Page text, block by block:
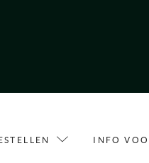
INFO